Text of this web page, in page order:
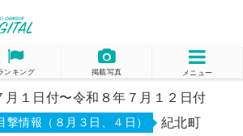
ンキング 掲載写真 メニュー
月１日付〜令和８年７月１２日付
撃情報（８月３日、４日） 紀北町